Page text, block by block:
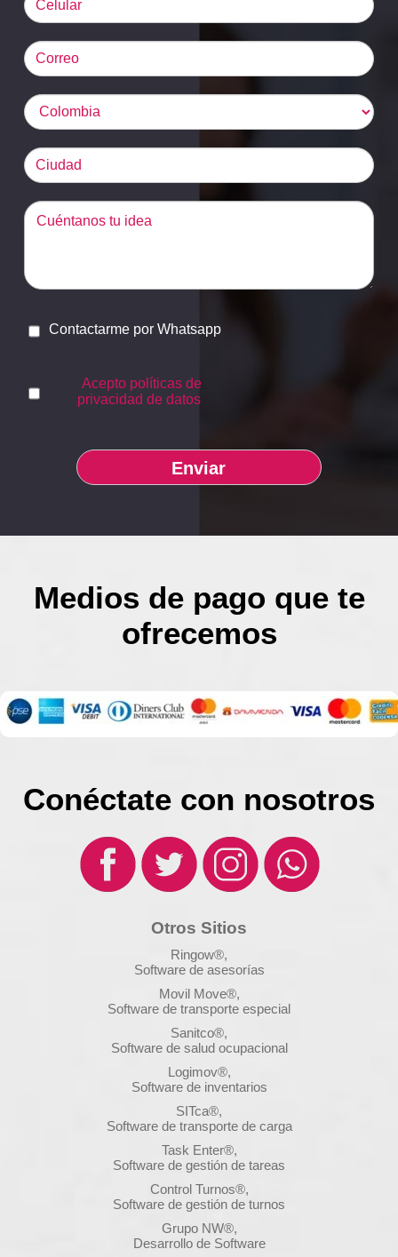
Contactarme por Whatsapp
Acepto políticas de
privacidad de datos
Medios de pago que te
ofrecemos
Conéctate con nosotros
Otros Sitios
Ringow®,
Software de asesorías
Movil Move®,
Software de transporte especial
Sanitco®,
Software de salud ocupacional
Logimov®,
Software de inventarios
SITca®,
Software de transporte de carga
Task Enter®,
Software de gestión de tareas
Control Turnos®,
Software de gestión de turnos
Grupo NW®,
Desarrollo de Software